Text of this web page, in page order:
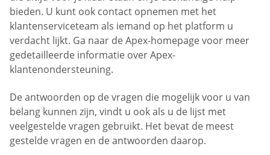
bieden. U kunt ook contact opnemen met het
klantenserviceteam als iemand op het platform u
verdacht lijkt. Ga naar de Apex-homepage voor meer
gedetailleerde informatie over Apex-
klantenondersteuning.
De antwoorden op de vragen die mogelijk voor u van
belang kunnen zijn, vindt u ook als u de lijst met
veelgestelde vragen gebruikt. Het bevat de meest
gestelde vragen en de antwoorden daarop.